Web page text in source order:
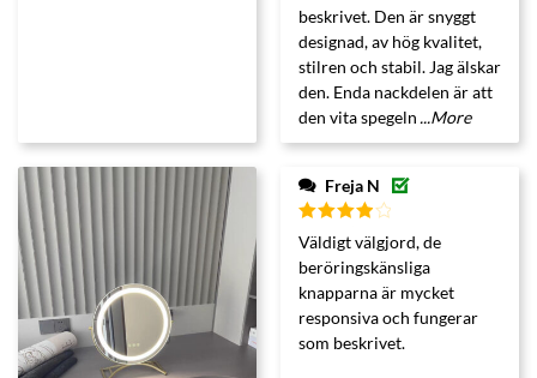
beskrivet. Den är snyggt
designad, av hög kvalitet,
stilren och stabil. Jag älskar
den. Enda nackdelen är att
den vita spegeln ...More
Freja N
Betygsatt
4av 5
Väldigt välgjord, de
beröringskänsliga
knapparna är mycket
responsiva och fungerar
som beskrivet.